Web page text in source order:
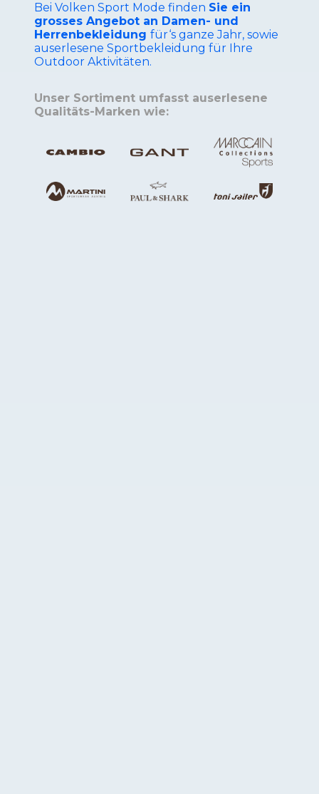
Bei Volken Sport Mode finden Sie ein
grosses Angebot an Damen- und
Herrenbekleidung für‘s ganze Jahr, sowie
auserlesene Sportbekleidung für Ihre
Outdoor Aktivitäten.
Unser Sortiment umfasst auserlesene
Qualitäts-Marken wie: